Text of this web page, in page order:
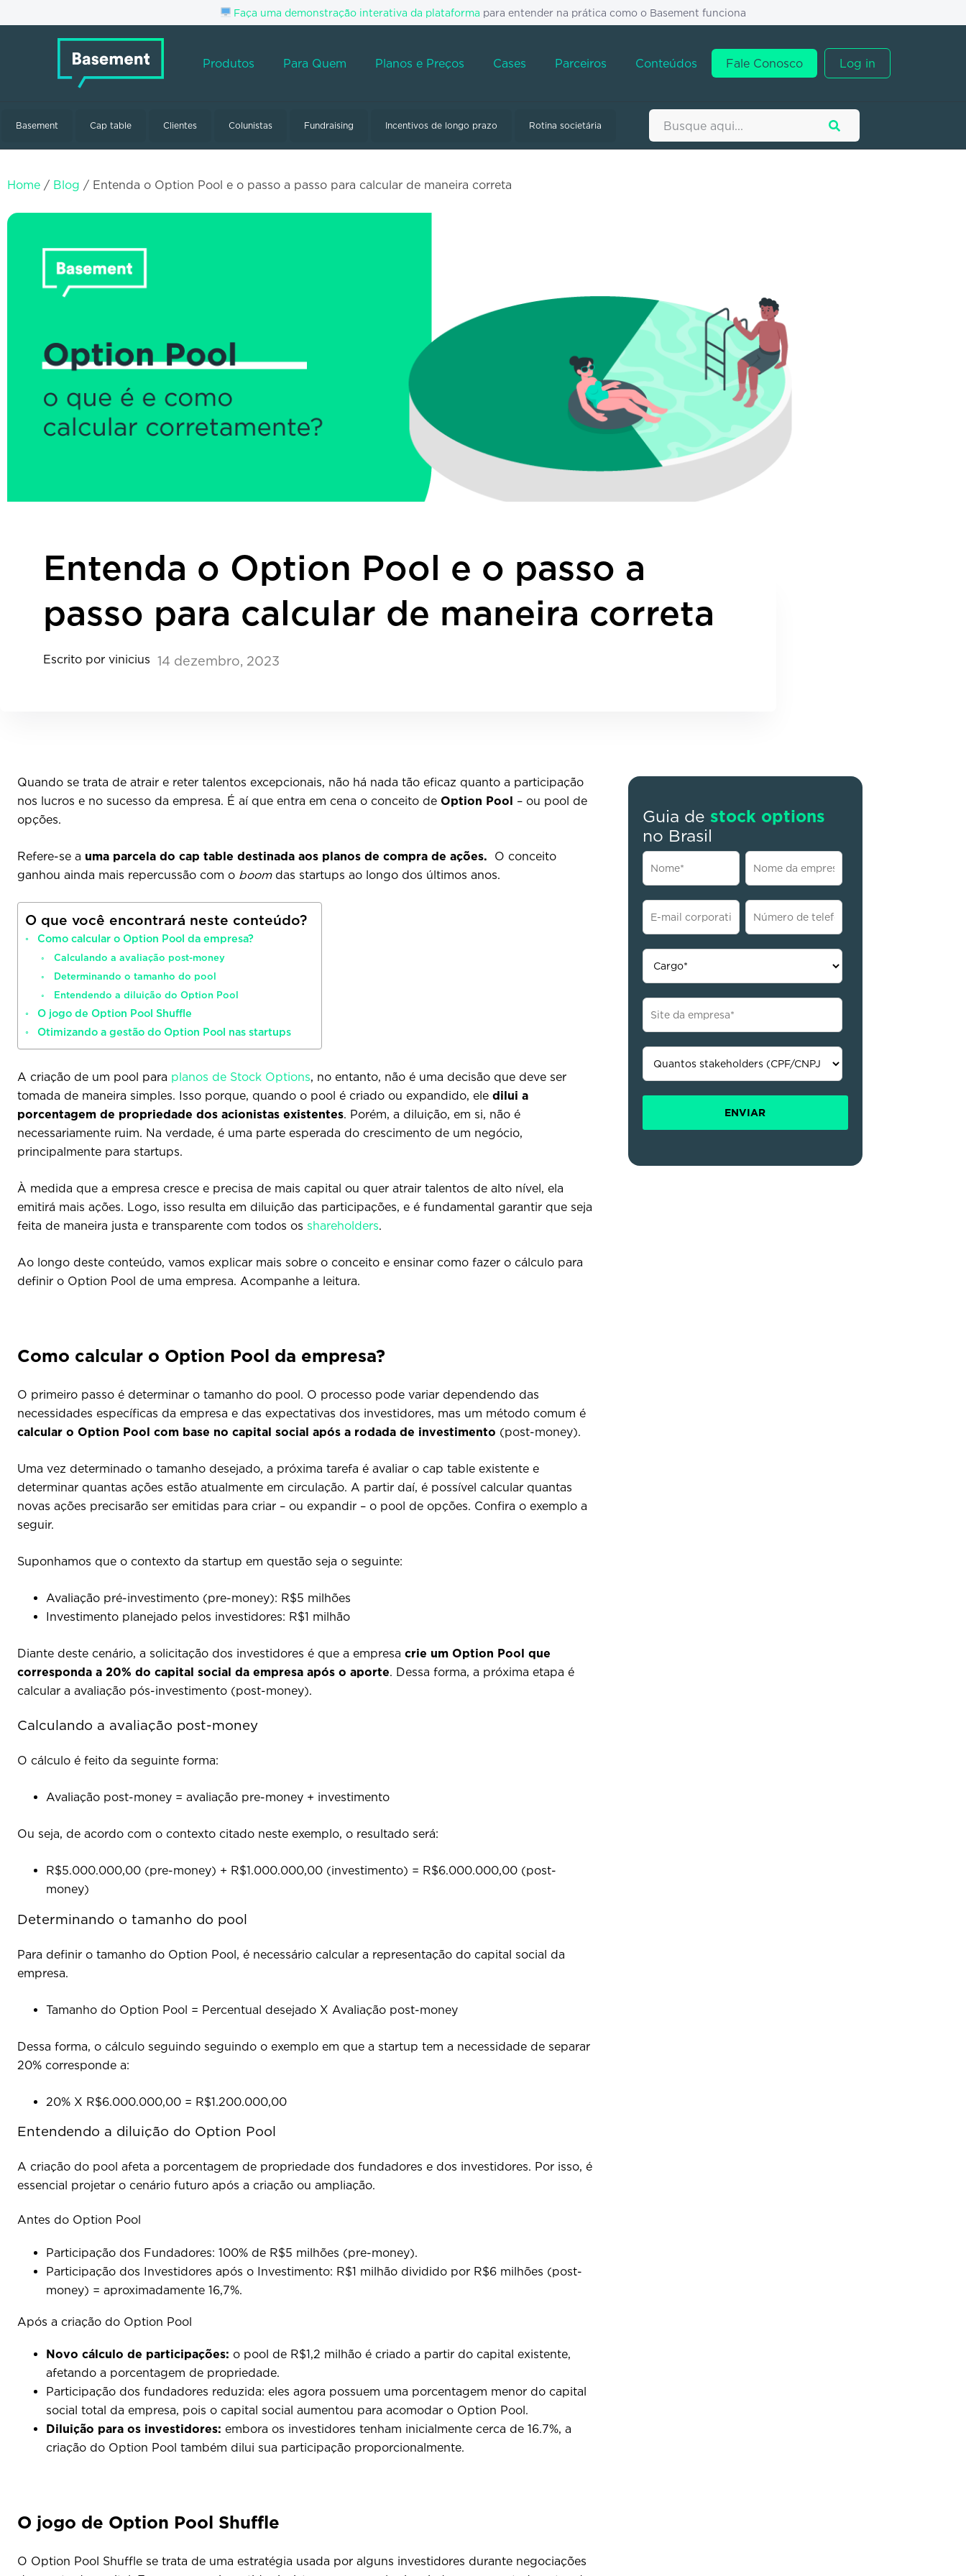
Faça uma demonstração interativa da plataforma para entender na prática como o Basement funciona
Produtos Para Quem Planos e Preços Cases Parceiros Conteúdos Fale Conosco Log in
Basement Cap table Clientes Colunistas Fundraising Incentivos de longo prazo Rotina societária
Home / Blog / Entenda o Option Pool e o passo a passo para calcular de maneira correta
Entenda o Option Pool e o passo a
passo para calcular de maneira correta
Escrito por vinicius 14 dezembro, 2023
Quando se trata de atrair e reter talentos excepcionais, não há nada tão eficaz quanto a participação
nos lucros e no sucesso da empresa. É aí que entra em cena o conceito de Option Pool – ou pool de
opções.
Refere-se a uma parcela do cap table destinada aos planos de compra de ações. O conceito
ganhou ainda mais repercussão com o boom das startups ao longo dos últimos anos.
O que você encontrará neste conteúdo?
Como calcular o Option Pool da empresa?
Calculando a avaliação post-money
Determinando o tamanho do pool
Entendendo a diluição do Option Pool
O jogo de Option Pool Shuffle
Otimizando a gestão do Option Pool nas startups
A criação de um pool para planos de Stock Options, no entanto, não é uma decisão que deve ser
tomada de maneira simples. Isso porque, quando o pool é criado ou expandido, ele dilui a
porcentagem de propriedade dos acionistas existentes. Porém, a diluição, em si, não é
necessariamente ruim. Na verdade, é uma parte esperada do crescimento de um negócio,
principalmente para startups.
À medida que a empresa cresce e precisa de mais capital ou quer atrair talentos de alto nível, ela
emitirá mais ações. Logo, isso resulta em diluição das participações, e é fundamental garantir que seja
feita de maneira justa e transparente com todos os shareholders.
Ao longo deste conteúdo, vamos explicar mais sobre o conceito e ensinar como fazer o cálculo para
definir o Option Pool de uma empresa. Acompanhe a leitura.
Como calcular o Option Pool da empresa?
O primeiro passo é determinar o tamanho do pool. O processo pode variar dependendo das
necessidades específicas da empresa e das expectativas dos investidores, mas um método comum é
calcular o Option Pool com base no capital social após a rodada de investimento (post-money).
Uma vez determinado o tamanho desejado, a próxima tarefa é avaliar o cap table existente e
determinar quantas ações estão atualmente em circulação. A partir daí, é possível calcular quantas
novas ações precisarão ser emitidas para criar – ou expandir – o pool de opções. Confira o exemplo a
seguir.
Suponhamos que o contexto da startup em questão seja o seguinte:
Avaliação pré-investimento (pre-money): R$5 milhões
Investimento planejado pelos investidores: R$1 milhão
Diante deste cenário, a solicitação dos investidores é que a empresa crie um Option Pool que
corresponda a 20% do capital social da empresa após o aporte. Dessa forma, a próxima etapa é
calcular a avaliação pós-investimento (post-money).
Calculando a avaliação post-money
O cálculo é feito da seguinte forma:
Avaliação post-money = avaliação pre-money + investimento
Ou seja, de acordo com o contexto citado neste exemplo, o resultado será:
R$5.000.000,00 (pre-money) + R$1.000.000,00 (investimento) = R$6.000.000,00 (post-
money)
Determinando o tamanho do pool
Para definir o tamanho do Option Pool, é necessário calcular a representação do capital social da
empresa.
Tamanho do Option Pool = Percentual desejado X Avaliação post-money
Dessa forma, o cálculo seguindo seguindo o exemplo em que a startup tem a necessidade de separar
20% corresponde a:
20% X R$6.000.000,00 = R$1.200.000,00
Entendendo a diluição do Option Pool
A criação do pool afeta a porcentagem de propriedade dos fundadores e dos investidores. Por isso, é
essencial projetar o cenário futuro após a criação ou ampliação.
Antes do Option Pool
Participação dos Fundadores: 100% de R$5 milhões (pre-money).
Participação dos Investidores após o Investimento: R$1 milhão dividido por R$6 milhões (post-
money) = aproximadamente 16,7%.
Após a criação do Option Pool
Novo cálculo de participações: o pool de R$1,2 milhão é criado a partir do capital existente,
afetando a porcentagem de propriedade.
Participação dos fundadores reduzida: eles agora possuem uma porcentagem menor do capital
social total da empresa, pois o capital social aumentou para acomodar o Option Pool.
Diluição para os investidores: embora os investidores tenham inicialmente cerca de 16.7%, a
criação do Option Pool também dilui sua participação proporcionalmente.
O jogo de Option Pool Shuffle
O Option Pool Shuffle se trata de uma estratégia usada por alguns investidores durante negociações
Guia de stock options
no Brasil